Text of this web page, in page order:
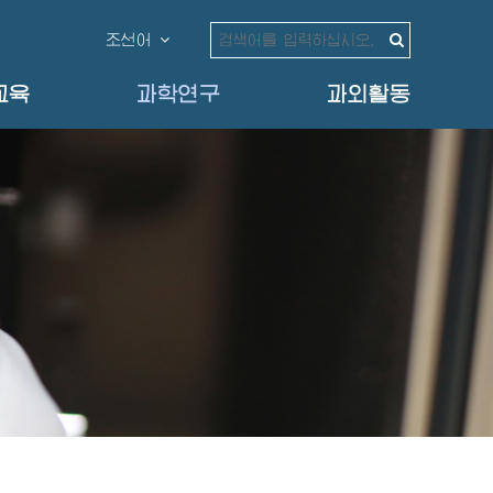
조선어
육 과학연구 과외활동